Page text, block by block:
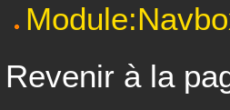
Revenir à la